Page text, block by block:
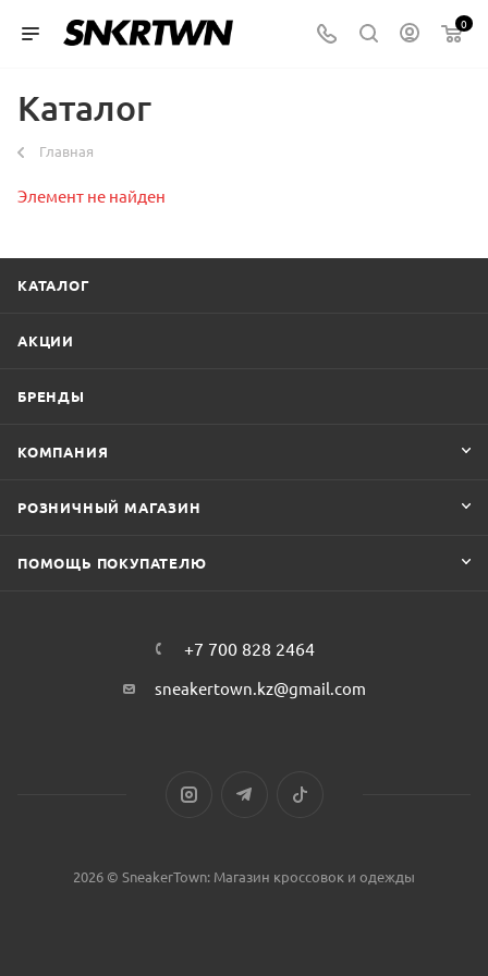
0
Каталог
Главная
Элемент не найден
КАТАЛОГ
АКЦИИ
БРЕНДЫ
КОМПАНИЯ
РОЗНИЧНЫЙ МАГАЗИН
ПОМОЩЬ ПОКУПАТЕЛЮ
+7 700 828 2464
sneakertown.kz@gmail.com
2026 © SneakerTown: Магазин кроссовок и одежды